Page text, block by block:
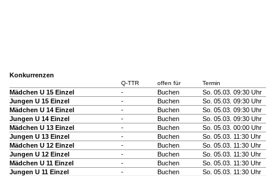
Konkurrenzen
Q-TTR offen für Termin
Mädchen U 15 Einzel - Buchen
So. 05.03. 09:30 Uhr
Jungen U 15 Einzel
- Buchen
So. 05.03. 09:30 Uhr
Mädchen U 14 Einzel
- Buchen
So. 05.03. 09:30 Uhr
Jungen U 14 Einzel
- Buchen
So. 05.03. 09:30 Uhr
Mädchen U 13 Einzel
- Buchen
So. 05.03. 00:00 Uhr
Jungen U 13 Einzel
- Buchen
So. 05.03. 11:30 Uhr
Mädchen U 12 Einzel
- Buchen
So. 05.03. 11:30 Uhr
Jungen U 12 Einzel
- Buchen
So. 05.03. 11:30 Uhr
Mädchen U 11 Einzel
- Buchen
So. 05.03. 11:30 Uhr
Jungen U 11 Einzel
- Buchen
So. 05.03. 11:30 Uhr